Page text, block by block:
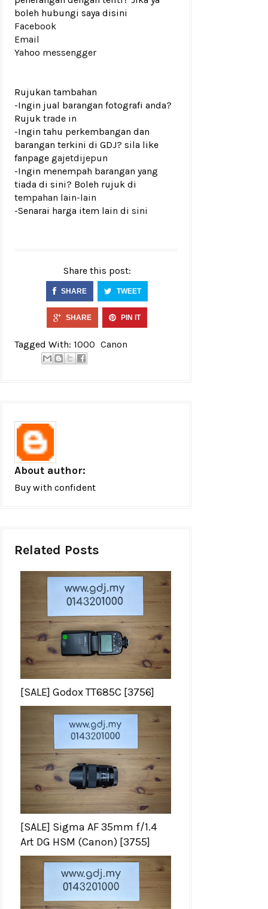
boleh hubungi saya disini
Facebook
Email
Yahoo messengger
Rujukan tambahan
-Ingin jual barangan fotografi anda?
Rujuk trade in
-Ingin tahu perkembangan dan
barangan terkini di GDJ? sila like
fanpage gajetdijepun
-Ingin menempah barangan yang
tiada di sini? Boleh rujuk di
tempahan lain-lain
-Senarai harga item lain di sini
Share this post:
SHARE TWEET
SHARE PIN IT
Tagged With: 1000 Canon
About author:
Buy with confident
Related Posts
[SALE] Godox TT685C [3756]
[SALE] Sigma AF 35mm f/1.4
Art DG HSM (Canon) [3755]